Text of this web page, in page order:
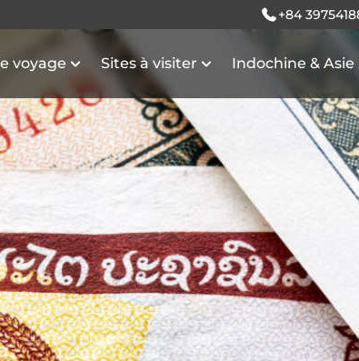
+84
voyage Sites à visiter Indochine & Asie